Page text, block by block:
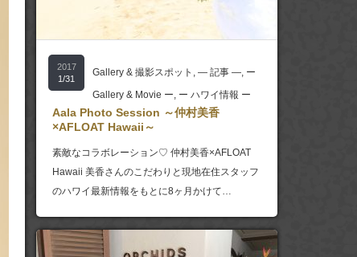
2017
1/31
Gallery & 撮影スポット , ― 記事 ―, ー
Gallery & Movie ー, ー ハワイ情報 ー
Aala Photo Session ～仲村美香
×AFLOAT Hawaii～
素敵なコラボレーション♡ 仲村美香×AFLOAT
Hawaii 美香さんのこだわりと現地在住スタッフ
のハワイ最新情報をもとに8ヶ月かけて…